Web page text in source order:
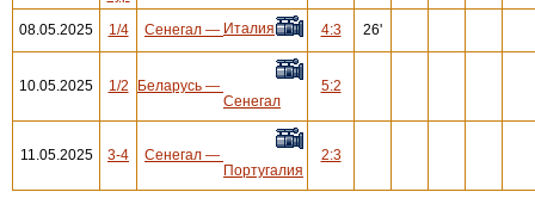
08.05.2025 1/4 Сенегал — Италия 4:3 26'
10.05.2025 1/2 Беларусь —
Сенегал
5:2
11.05.2025 3-4 Сенегал —
Португалия
2:3